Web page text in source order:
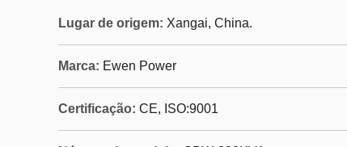
Lugar de origem: Xangai, China.
Marca: Ewen Power
Certificação: CE, ISO:9001